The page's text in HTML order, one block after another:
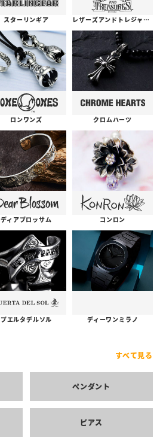
スターリンギア レザーズアンドトレジャーズ
ロンワンズ クロムハーツ
ディアブロッサム コンロン
プエルタデルソル ディーワンミラノ
すべて見る
ペンダント
ピアス